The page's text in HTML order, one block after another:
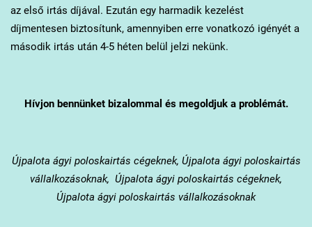
az első irtás díjával. Ezután egy harmadik kezelést
díjmentesen biztosítunk, amennyiben erre vonatkozó igényét a
második irtás után 4-5 héten belül jelzi nekünk.
Hívjon bennünket bizalommal és megoldjuk a problémát.
Újpalota ágyi poloskairtás cégeknek, Újpalota ágyi poloskairtás
vállalkozásoknak, Újpalota ágyi poloskairtás cégeknek,
Újpalota ágyi poloskairtás vállalkozásoknak